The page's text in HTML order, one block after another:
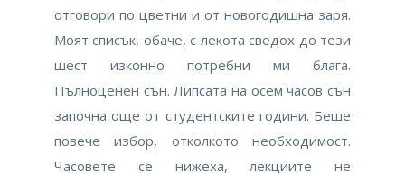
отговори по цветни и от новогодишна заря.
Моят списък, обаче, с лекота сведох до тези
шест изконно потребни ми блага.
Пълноценен сън. Липсата на осем часов сън
започна още от студентските години. Беше
повече избор, отколкото необходимост.
Часовете се нижеха, лекциите не